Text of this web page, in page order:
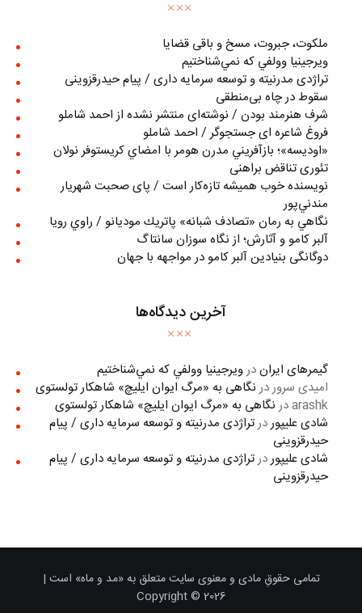
ملکوت، جبروت، مسخ و باقی قضایا
ويرجينيا وولفي كه نمي‌شناختيم
تراژدی مدرنیته و توسعه سرمایه داری / پیام حیدرقزوینی
سقوط در چاه بی‌منطقی
شرف هنرمند بودن / نوشته‌ای منتشر نشده از احمد شاملو
فروغ شاعره ای جستجوگر / احمد شاملو
«اوديسه»؛ بازآفريني مدرن هومر با امضاي كريستوفر نولان
تئوری تناقض براهنی
نويسنده خوب هميشه تازه‌كار است / پای صحبت شهريار
مندني‌پور
نگاهي به رمان «تصادف شبانه» پاتريك موديانو / راوي رويا
آلبر کامو و آثارش؛ از نگاه سوزان سانتاگ
دوگانگی بنیادین آلبر کامو در مواجهه با جهان
آخرین دیدگاه‌ها
گیمرهای ایراندرويرجينيا وولفي كه نمي‌شناختيم
امیدی سروردرنگاهی به «مرگ ايوان ايليچ» شاهکار تولستوی
arashkدرنگاهی به «مرگ ايوان ايليچ» شاهکار تولستوی
شادی علیپوردرتراژدی مدرنیته و توسعه سرمایه داری / پیام
حیدرقزوینی
شادی علیپوردرتراژدی مدرنیته و توسعه سرمایه داری / پیام
حیدرقزوینی
تمامی حقوقِ مادی و معنوی سایت متعلق به «مد و ماه» است |
Copyright © 2026